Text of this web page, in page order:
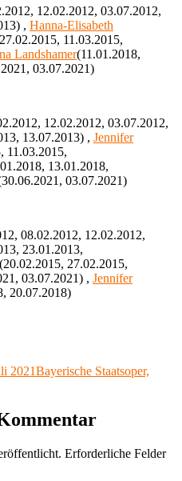
12.02.2012, 03.07.2012,
, Hanna-Elisabeth
11.03.2015,
Landshamer(11.01.2018,
03.07.2021)
12.02.2012, 03.07.2012,
13.07.2013) , Jennifer
11.03.2015,
13.01.2018,
03.07.2021)
08.02.2012, 12.02.2012,
23.01.2013,
(20.02.2015, 27.02.2015,
03.07.2021) , Jennifer
20.07.2018)
2021Kategorien
Bayerische Staatsoper,
Erforderliche Felder